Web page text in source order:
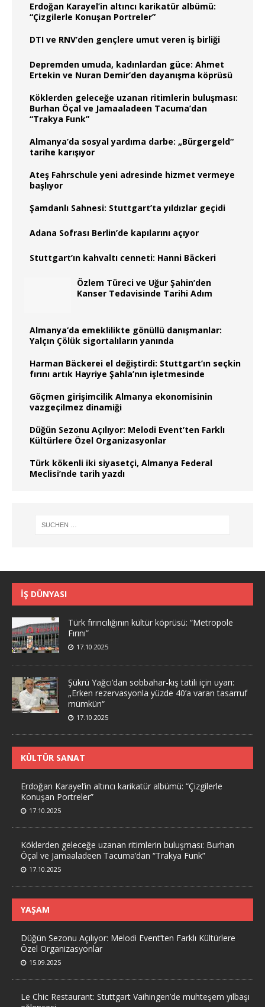
Erdoğan Karayel’in altıncı karikatür albümü:
“Çizgilerle Konuşan Portreler”
DTI ve RNV’den gençlere umut veren iş birliği
Depremden umuda, kadınlardan güce: Ahmet
Ertekin ve Nuran Demir’den dayanışma köprüsü
Köklerden geleceğe uzanan ritimlerin buluşması:
Burhan Öçal ve Jamaaladeen Tacuma’dan
“Trakya Funk”
Almanya’da sosyal yardıma darbe: „Bürgergeld“
tarihe karışıyor
Ateş Fahrschule yeni adresinde hizmet vermeye
başlıyor
Şamdanlı Sahnesi: Stuttgart’ta yıldızlar geçidi
Adana Sofrası Berlin’de kapılarını açıyor
Stuttgart’ın kahvaltı cenneti: Hanni Bäckeri
Özlem Türeci ve Uğur Şahin’den
Kanser Tedavisinde Tarihi Adım
Almanya‘da emeklilikte gönüllü danışmanlar:
Yalçın Çölük sigortalıların yanında
Harman Bäckerei el değiştirdi: Stuttgart’ın seçkin
fırını artık Hayriye Şahla’nın işletmesinde
Göçmen girişimcilik Almanya ekonomisinin
vazgeçilmez dinamiği
Düğün Sezonu Açılıyor: Melodi Event’ten Farklı
Kültürlere Özel Organizasyonlar
Türk kökenli iki siyasetçi, Almanya Federal
Meclisi’nde tarih yazdı
İŞ DÜNYASI
Türk fırıncılığının kültür köprüsü: “Metropole
Fırını”
17.10.2025
Şükrü Yağcı’dan sobbahar-kış tatili için uyarı:
„Erken rezervasyonla yüzde 40’a varan tasarruf
mümkün“
17.10.2025
KÜLTÜR SANAT
Erdoğan Karayel’in altıncı karikatür albümü: “Çizgilerle
Konuşan Portreler”
17.10.2025
Köklerden geleceğe uzanan ritimlerin buluşması: Burhan
Öçal ve Jamaaladeen Tacuma’dan “Trakya Funk”
17.10.2025
YAŞAM
Düğün Sezonu Açılıyor: Melodi Event’ten Farklı Kültürlere
Özel Organizasyonlar
15.09.2025
Le Chic Restaurant: Stuttgart Vaihingen’de muhteşem yılbaşı